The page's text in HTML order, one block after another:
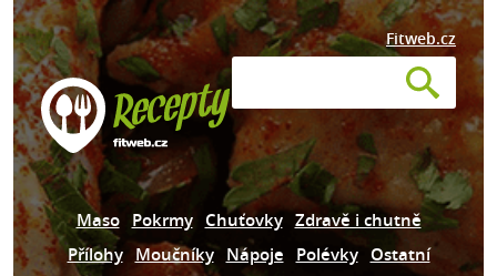
Fitweb.cz
Maso Pokrmy Chuťovky Zdravě i chutně
Přílohy Moučníky Nápoje Polévky Ostatní